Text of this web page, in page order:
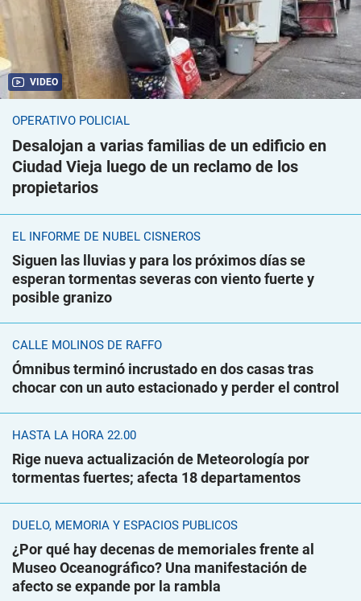
VIDEO
OPERATIVO POLICIAL
Desalojan a varias familias de un edificio en
Ciudad Vieja luego de un reclamo de los
propietarios
EL INFORME DE NUBEL CISNEROS
Siguen las lluvias y para los próximos días se
esperan tormentas severas con viento fuerte y
posible granizo
CALLE MOLINOS DE RAFFO
Ómnibus terminó incrustado en dos casas tras
chocar con un auto estacionado y perder el control
HASTA LA HORA 22.00
Rige nueva actualización de Meteorología por
tormentas fuertes; afecta 18 departamentos
DUELO, MEMORIA Y ESPACIOS PÚBLICOS
¿Por qué hay decenas de memoriales frente al
Museo Oceanográfico? Una manifestación de
afecto se expande por la rambla